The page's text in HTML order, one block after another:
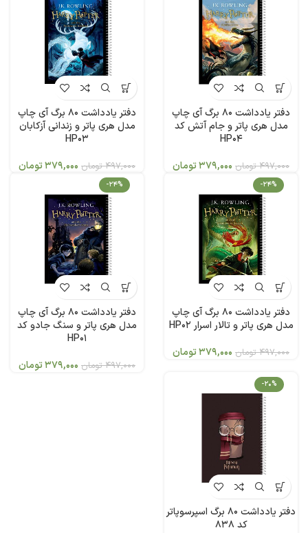
دفتر یادداشت 80 برگ آی چاپ
مدل هری پاتر و جام آتش کد
HP04
497,000 تومان 379,000تومان
دفتر یادداشت 80 برگ آی چاپ
مدل هری پاتر و زندانی آزکابان
HP03
497,000 تومان 379,000تومان
-24%
دفتر یادداشت 80 برگ آی چاپ
مدل هری پاتر و تالار اسرار HP02
497,000 تومان 379,000تومان
-24%
دفتر یادداشت 80 برگ آی چاپ
مدل هری پاتر و سنگ جادو کد
HP01
497,000 تومان 379,000تومان
-20%
دفتر یادداشت 80 برگ اسپرسوپاتر
کد 838